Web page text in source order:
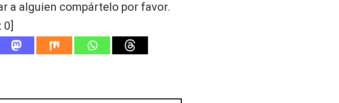
a alguien compártelo por favor.
0